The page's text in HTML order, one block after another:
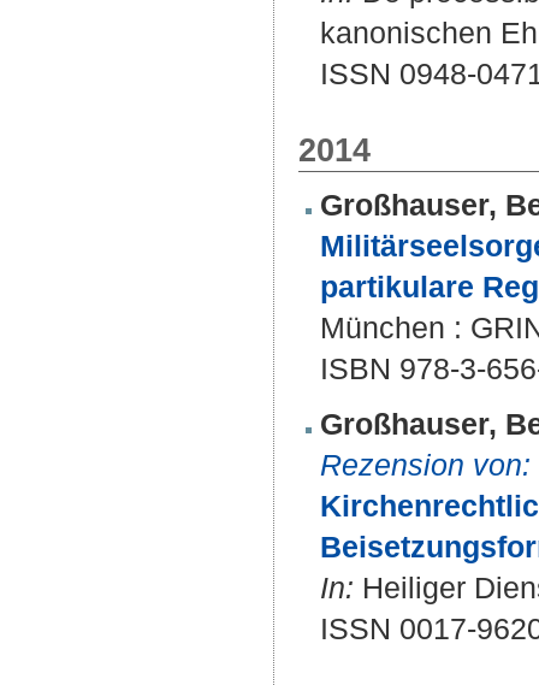
kanonischen
ISSN 0948-
2014
Großhauser,
partikulare
München :
ISBN 978-3-
Großhauser,
Rezension von:
In: Heiliger
ISSN 0017-